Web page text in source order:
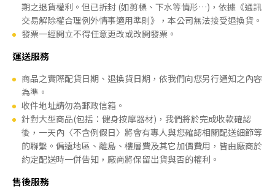
期之退貨權利。但已拆封 (如剪標、下水等情形…)，依據《通訊
交易解除權合理例外情事適用準則》，本公司無法接受退換貨。
發票一經開立不得任意更改或改開發票。
運送服務
商品之實際配貨日期、退換貨日期，依我們向您另行通知之內容
為準。
收件地址請勿為郵政信箱。
針對大型商品(包括：健身按摩器材)，我們將於完成收款確認
後，一天內〈不含例假日〉將會有專人與您確認相關配送細節等
的聯繫。偏遠地區、離島、樓層費及其它加價費用，皆由廠商於
約定配送時一併告知，廠商將保留出貨與否的權利。
售後服務